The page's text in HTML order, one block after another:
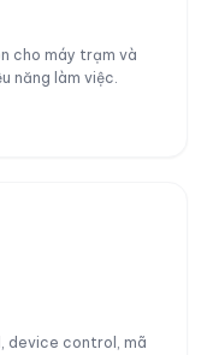
cho máy trạm và
năng làm việc.
device control, mã